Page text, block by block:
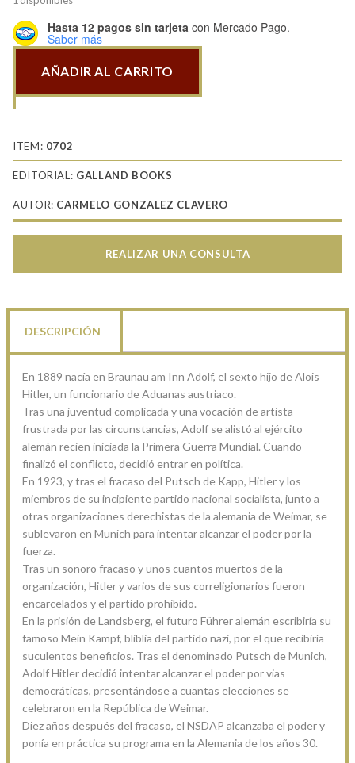
Hasta 12 pagos sin tarjeta con Mercado Pago.
Saber más
1923
al
poder
cantidad
AÑADIR AL CARRITO
ITEM: 0702
EDITORIAL: GALLAND BOOKS
AUTOR: CARMELO GONZALEZ CLAVERO
REALIZAR UNA CONSULTA
DESCRIPCIÓN
En 1889 nacía en Braunau am Inn Adolf, el sexto hijo de Alois
Hitler, un funcionario de Aduanas austriaco.
Tras una juventud complicada y una vocación de artista
frustrada por las circunstancias, Adolf se alistó al ejército
alemán recien iniciada la Primera Guerra Mundial. Cuando
finalizó el conflicto, decidió entrar en política.
En 1923, y tras el fracaso del Putsch de Kapp, Hitler y los
miembros de su incipiente partido nacional socialista, junto a
otras organizaciones derechistas de la alemania de Weimar, se
sublevaron en Munich para intentar alcanzar el poder por la
fuerza.
Tras un sonoro fracaso y unos cuantos muertos de la
organización, Hitler y varios de sus correligionarios fueron
encarcelados y el partido prohibido.
En la prisión de Landsberg, el futuro Führer alemán escribiría su
famoso Mein Kampf, bliblia del partido nazi, por el que recibiría
suculentos beneficios. Tras el denominado Putsch de Munich,
Adolf Hitler decidió intentar alcanzar el poder por vias
democráticas, presentándose a cuantas elecciones se
celebraron en la República de Weimar.
Diez años después del fracaso, el NSDAP alcanzaba el poder y
ponía en práctica su programa en la Alemania de los años 30.